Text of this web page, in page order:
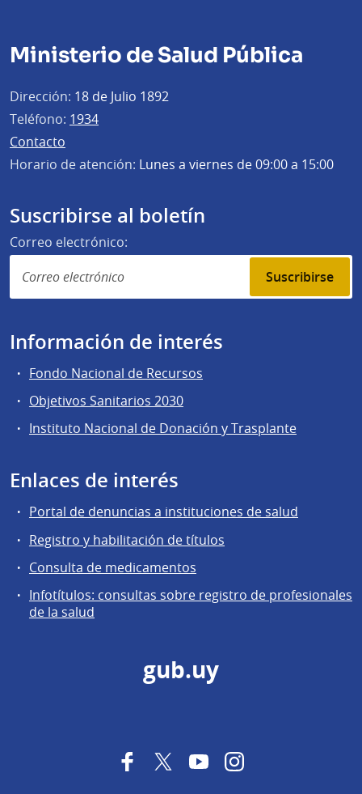
Ministerio de Salud Pública
Dirección: 18 de Julio 1892
Teléfono: 1934
Contacto
Horario de atención: Lunes a viernes de 09:00 a 15:00
Suscribirse al boletín
Correo electrónico:
Suscribirse
Información de interés
Fondo Nacional de Recursos
Objetivos Sanitarios 2030
Instituto Nacional de Donación y Trasplante
Enlaces de interés
Portal de denuncias a instituciones de salud
Registro y habilitación de títulos
Consulta de medicamentos
Infotítulos: consultas sobre registro de profesionales
de la salud
gub.uy
FacebookTwitterYouTubeInstagram